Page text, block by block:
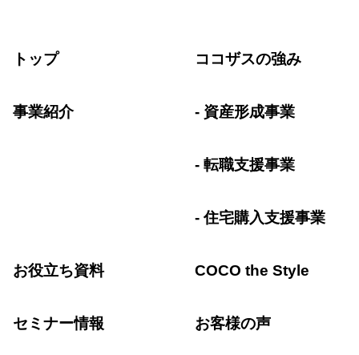
トップ ココザスの強み
事業紹介 資産形成事業
転職支援事業
住宅購入支援事業
お役立ち資料 COCO the Style
セミナー情報 お客様の声